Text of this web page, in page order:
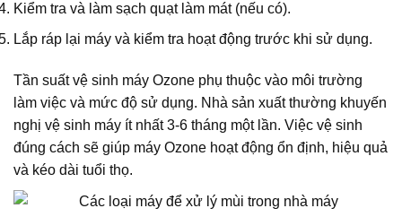
Kiểm tra và làm sạch quạt làm mát (nếu có).
Lắp ráp lại máy và kiểm tra hoạt động trước khi sử dụng.
Tần suất vệ sinh máy Ozone phụ thuộc vào môi trường
làm việc và mức độ sử dụng. Nhà sản xuất thường khuyến
nghị vệ sinh máy ít nhất 3-6 tháng một lần. Việc vệ sinh
đúng cách sẽ giúp máy Ozone hoạt động ổn định, hiệu quả
và kéo dài tuổi thọ.